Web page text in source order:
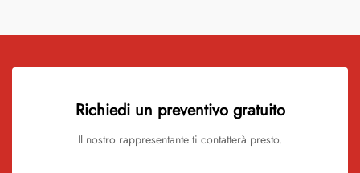
Richiedi un preventivo gratuito
Il nostro rappresentante ti contatterà presto.